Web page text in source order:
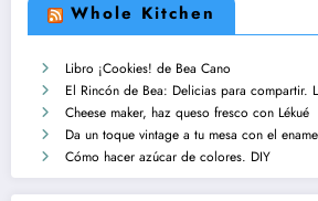
Whole Kitchen
Libro ¡Cookies! de Bea Cano
El Rincón de Bea: Delicias para compartir.
Cheese maker, haz queso fresco con Lékué
Da un toque vintage a tu mesa con el
Cómo hacer azúcar de colores. DIY